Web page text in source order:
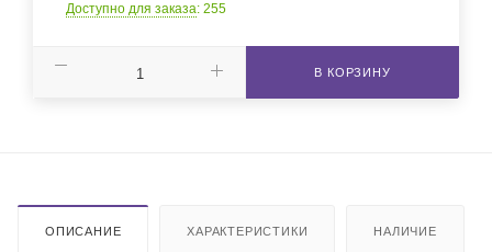
Доступно для заказа: 255
В КОРЗИНУ
ОПИСАНИЕ ХАРАКТЕРИСТИКИ НАЛИЧИЕ